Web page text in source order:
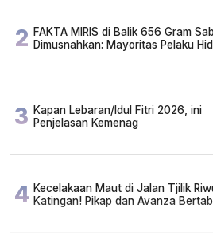
2 FAKTA MIRIS di Balik 656 Gram
Dimusnahkan: Mayoritas Pelaku
3 Kapan Lebaran/Idul Fitri 2026, ini
Penjelasan Kemenag
4 Kecelakaan Maut di Jalan Tjilik
Katingan! Pikap dan Avanza